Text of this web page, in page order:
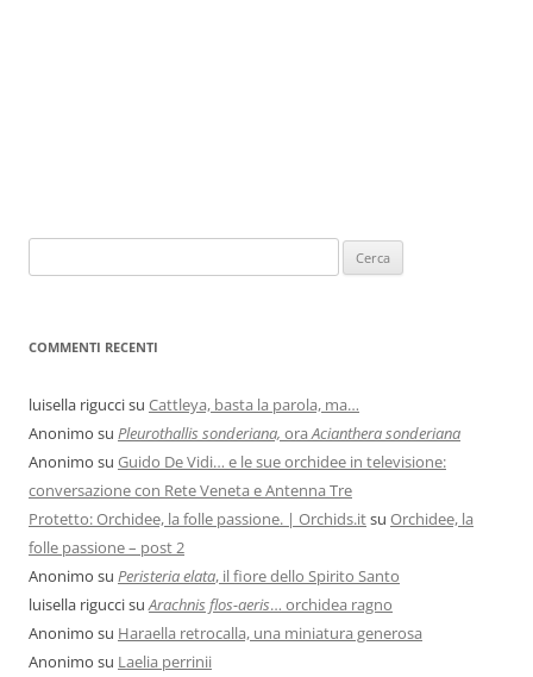
COMMENTI RECENTI
luisella riguccisu Cattleya, basta la parola, ma…
Anonimo su Pleurothallis sonderiana, ora Acianthera sonderiana
Anonimo su Guido De Vidi… e le sue orchidee in televisione:
conversazione con Rete Veneta e Antenna Tre
Protetto: Orchidee, la folle passione. | Orchids.itsu Orchidee, la
folle passione – post 2
Anonimo su Peristeria elata, il fiore dello Spirito Santo
luisella riguccisu Arachnis flos-aeris… orchidea ragno
Anonimo su Haraella retrocalla, una miniatura generosa
Anonimo su Laelia perrinii